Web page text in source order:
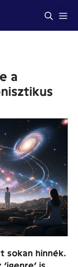
a
sokan hinnék.
is,